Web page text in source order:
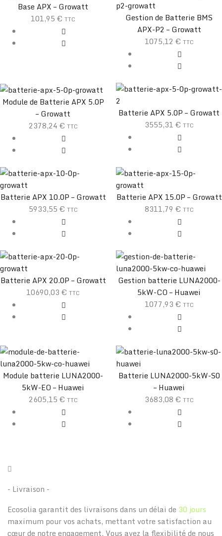
Base APX – Growatt
101,95 € TTC
Gestion de Batterie BMS
APX-P2 – Growatt
1075,12 € TTC
Module de Batterie APX 5.0P
– Growatt
2378,24 € TTC
Batterie APX 5.0P – Growatt
3555,31 € TTC
Batterie APX 10.0P – Growatt
5933,55 € TTC
Batterie APX 15.0P – Growatt
8311,79 € TTC
Batterie APX 20.0P – Growatt
10690,03 € TTC
Gestion batterie LUNA2000-
5kW-CO – Huawei
1077,93 € TTC
Module batterie LUNA2000-
5kW-EO – Huawei
2605,15 € TTC
Batterie LUNA2000-5kW-S0
– Huawei
3683,08 € TTC
- Livraison -
Ecosolia garantit des livraisons dans un délai de 30 jours
maximum pour vos achats, mettant votre satisfaction au
cœur de notre engagement. Vous avez la flexibilité de nous